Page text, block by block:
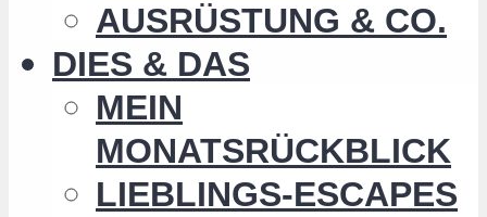
AUSRÜSTUNG & CO.
DIES & DAS
MEIN
MONATSRÜCKBLICK
LIEBLINGS-ESCAPES